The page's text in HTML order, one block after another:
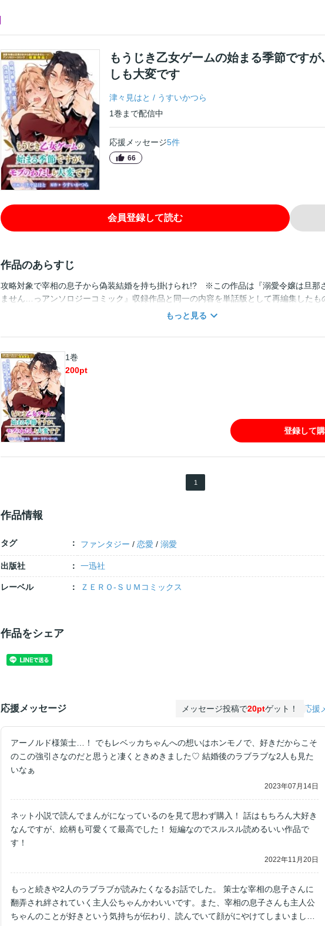
もうじき乙女ゲームの始まる季節ですが
しも大変です
津々見はと / うすいかつら
1巻 まで配信中
応援メッセージ5件
66
会員登録して読む
作品のあらすじ
攻略対象で宰相の息子から偽装結婚を持ち掛けられ!? ※この作品は『溺愛令嬢は旦那
ません…っアンソロジーコミック』収録作品と同一の内容を単話版として再編集したも
もっと見る
1巻
200pt
登録して
1
作品情報
タグ ファンタジー /恋愛 /溺愛
出版社 一迅社
レーベル ＺＥＲＯ-ＳＵＭコミックス
作品をシェア
応援メッセージ メッセージ投稿で20ptゲット！ 応援
アーノルド様策士…！ でもレベッカちゃんへの想いはホンモノで、好きだからこそ
のこの強引さなのだと思うと凄くときめきました♡ 結婚後のラブラブな2人も見た
いなぁ
2023年07月14日
ネット小説で読んでまんがになっているのを見て思わず購入！ 話はもちろん大好き
なんですが、絵柄も可愛くて最高でした！ 短編なのでスルスル読めるいい作品で
す！
2022年11月20日
もっと続きや2人のラブラブが読みたくなるお話でした。 策士な宰相の息子さんに
翻弄され絆されていく主人公ちゃんかわいいです。また、宰相の息子さんも主人公
ちゃんのことが好きという気持ちが伝わり、読んでいて顔がにやけてしまいまし